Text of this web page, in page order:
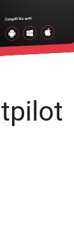
Compatible avec